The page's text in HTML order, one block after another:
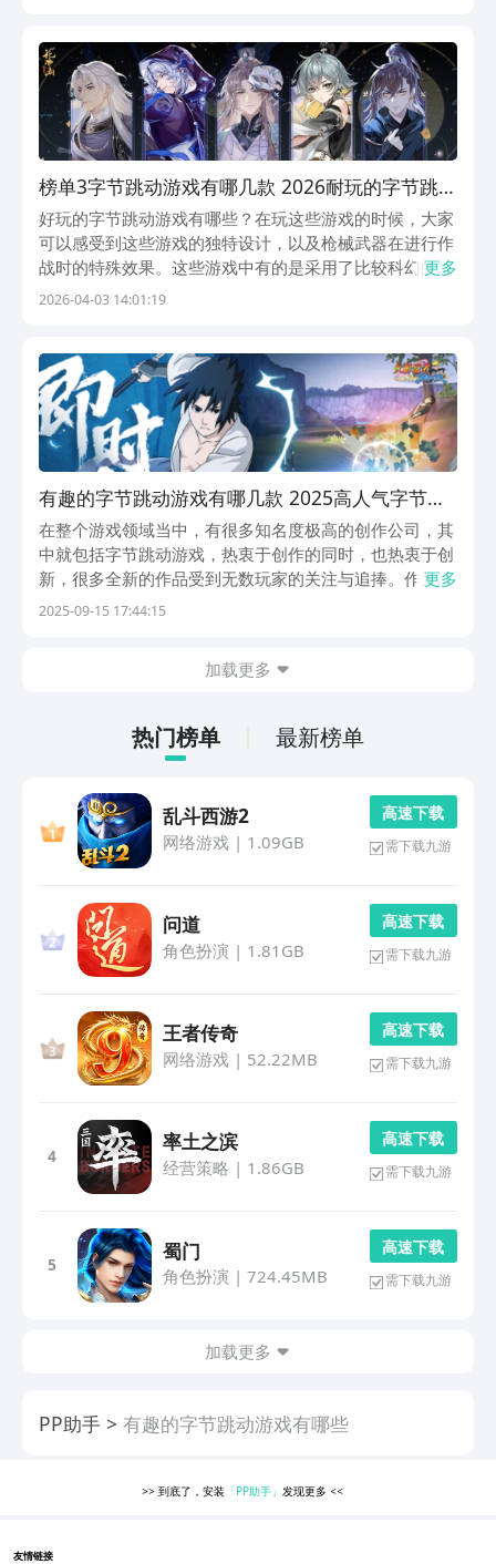
榜单3字节跳动游戏有哪几款 2026耐玩的字节跳动
游戏before_1
好玩的字节跳动游戏有哪些？在玩这些游戏的时候，大家
可以感受到这些游戏的独特设计，以及枪械武器在进行作
战时的特殊效果。这些游戏中有的是采用了比较科幻的画
面，有的则是采用了古风的画面，但是无一例外游戏的体
以...
更多
2026-04-03 14:01:19
有趣的字节跳动游戏有哪几款 2025高人气字节跳
动游戏手机版排名
在整个游戏领域当中，有很多知名度极高的创作公司，其
中就包括字节跳动游戏，热衷于创作的同时，也热衷于创
新，很多全新的作品受到无数玩家的关注与追捧。作为传
统的巨头创作公司，拥有较为庞大的用户基数，也有相当
更多
2025-09-15 17:44:15
加载更多
热门榜单 最新榜单
乱斗西游2
网络游戏| 1.09GB
高 速 下 载
需下载九游
问道
角色扮演 | 1.81GB
高 速 下 载
需下载九游
王者传奇
网络游戏| 52.22MB
高 速 下 载
需下载九游
4
率土之滨
经营策略 | 1.86GB
高 速 下 载
需下载九游
5
蜀门
角色扮演 | 724.45MB
高 速 下 载
需下载九游
加载更多
PP助手 有趣的字节跳动游戏有哪些
>> 到底了，安装 「PP助手」发现更多<<
友情链接